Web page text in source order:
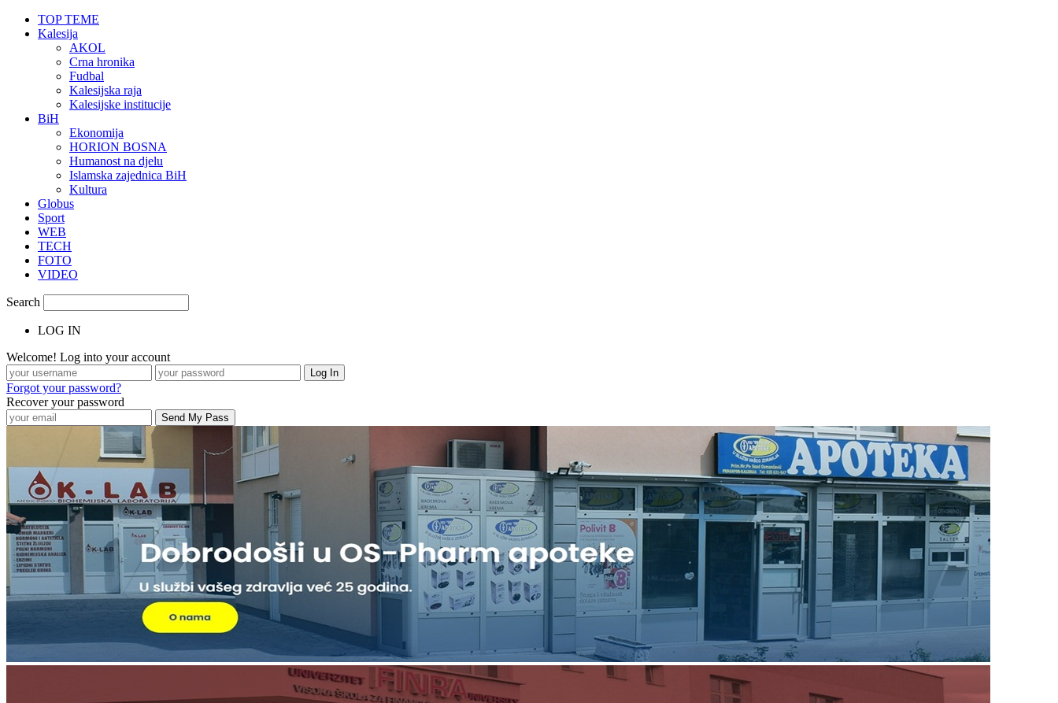
TOP TEME
Kalesija
AKOL
Crna hronika
Fudbal
Kalesijska raja
Kalesijske institucije
BiH
Ekonomija
HORION BOSNA
Humanost na djelu
Islamska zajednica BiH
Kultura
Globus
Sport
WEB
TECH
FOTO
VIDEO
Search
LOG IN
Welcome! Log into your account
Forgot your password?
Recover your password